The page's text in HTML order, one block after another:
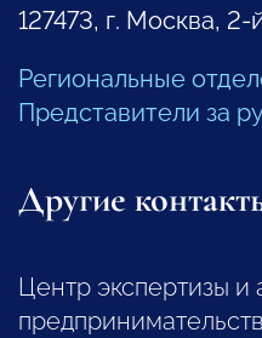
127473, г. Москва,
Региональные
Представители за
Другие
Центр экспертизы